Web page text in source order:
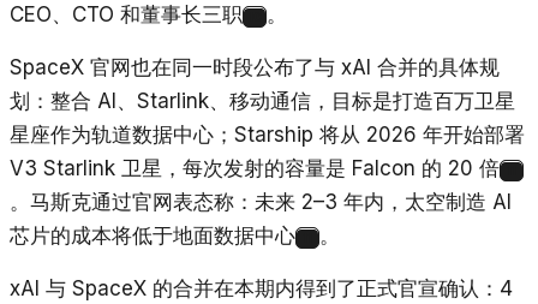
CEO、CTO 和董事长三职
。
SpaceX 官网也在同一时段公布了与 xAI 合并的具体规
划：整合 AI、Starlink、移动通信，目标是打造百万卫星
星座作为轨道数据中心；Starship 将从 2026 年开始部署
V3 Starlink 卫星，每次发射的容量是 Falcon 的 20 倍
。马斯克通过官网表态称：未来 2–3 年内，太空制造 AI
芯片的成本将低于地面数据中心
。
xAI 与 SpaceX 的合并在本期内得到了正式官宣确认：4